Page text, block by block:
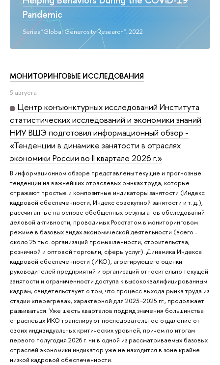
Pandemic
Series "Global Generosity Research". 2022
МОНИТОРИНГОВЫЕ ИССЛЕДОВАНИЯ
5 августа
Центр конъюнктурных исследований Института
статистических исследований и экономики знаний
НИУ ВШЭ подготовил информационный обзор -
«Тенденции в динамике занятости в отраслях
экономики России во II квартале 2026 г.»
В информационном обзоре представлены текущие и прогнозные
тенденции на важнейших отраслевых рынках труда, которые
отражают простые и композитные индикаторы занятости (Индекс
кадровой обеспеченности, Индекс совокупной занятости и т. д.),
рассчитанные на основе обобщенных результатов обследований
деловой активности, проводимых Росстатом в мониторинговом
режиме в базовых видах экономической деятельности (всего -
около 25 тыс. организаций промышленности, строительства,
розничной и оптовой торговли, сферы услуг). Динамика Индекса
кадровой обеспеченности (ИКО), агрегирующего оценки
руководителей предприятий и организаций относительно текущей
занятости и ограниченности доступа к высококвалифицированным
кадрам, свидетельствует о том, что процесс выхода рынка труда из
стадии «перегрева», характерной для 2023–2025 гг., продолжает
развиваться. Уже шесть кварталов подряд значения большинства
отраслевых ИКО транслируют последовательное отдаление от
своих индивидуальных критических уровней, причем по итогам
первого полугодия 2026 г. ни в одной из рассматриваемых базовых
отраслей экономики индикатор уже не находится в зоне крайне
низкой кадровой обеспеченности.